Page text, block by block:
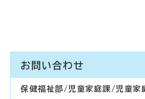
お問い合わせ
保健福祉部/児童家庭課/児童家